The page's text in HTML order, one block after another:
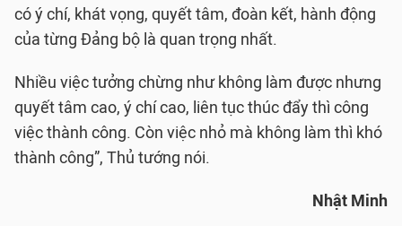
có ý chí, khát vọng, quyết tâm, đoàn kết, hành động
của từng Đảng bộ là quan trọng nhất.
Nhiều việc tưởng chừng như không làm được nhưng
quyết tâm cao, ý chí cao, liên tục thúc đẩy thì công
việc thành công. Còn việc nhỏ mà không làm thì khó
thành công”, Thủ tướng nói.
Nhật Minh